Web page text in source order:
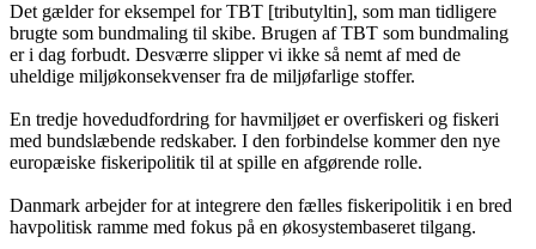
Det gælder for eksempel for TBT [tributyltin], som man tidligere
brugte som bundmaling til skibe. Brugen af TBT som bundmaling
er i dag forbudt. Desværre slipper vi ikke så nemt af med de
uheldige miljøkonsekvenser fra de miljøfarlige stoffer.
En tredje hovedudfordring for havmiljøet er overfiskeri og fiskeri
med bundslæbende redskaber. I den forbindelse kommer den nye
europæiske fiskeripolitik til at spille en afgørende rolle.
Danmark arbejder for at integrere den fælles fiskeripolitik i en bred
havpolitisk ramme med fokus på en økosystembaseret tilgang.